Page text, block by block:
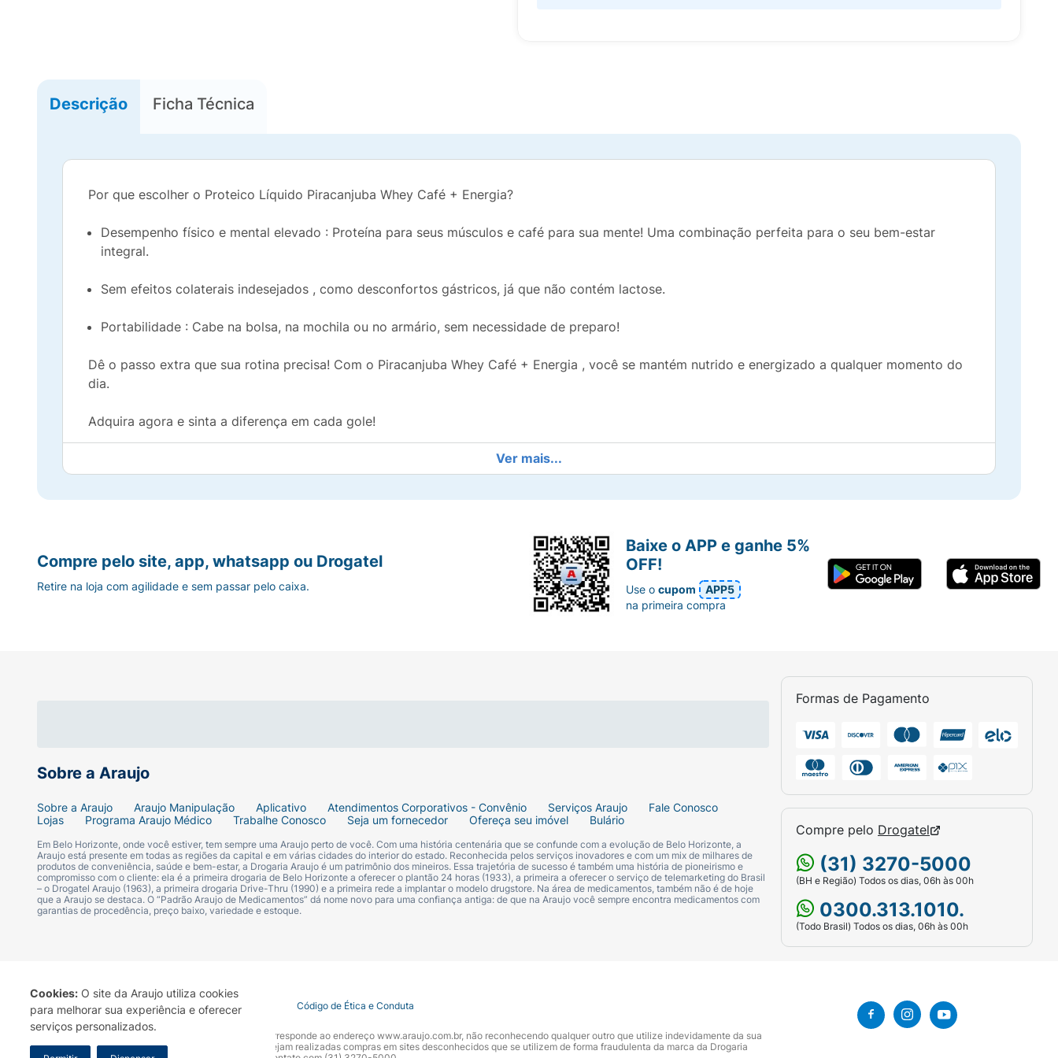
Cookies: O site da Araujo utiliza cookies
para melhorar sua experiência e oferecer
serviços personalizados.
Descrição Ficha Técnica
Por que escolher o Proteico Líquido Piracanjuba Whey Café + Energia?
Desempenho físico e mental elevado : Proteína para seus músculos e café para sua mente! Uma combinação perfeita para o seu bem-estar
integral.
Sem efeitos colaterais indesejados , como desconfortos gástricos, já que não contém lactose.
Portabilidade : Cabe na bolsa, na mochila ou no armário, sem necessidade de preparo!
Dê o passo extra que sua rotina precisa! Com o Piracanjuba Whey Café + Energia , você se mantém nutrido e energizado a qualquer momento do
dia.
Adquira agora e sinta a diferença em cada gole!
Ver mais...
Sobre a Araujo
Sobre a Araujo Araujo Manipulação Aplicativo Atendimentos Corporativos - Convênio Serviços Araujo
Fale Conosco
Lojas
Programa Araujo Médico Trabalhe Conosco Seja um fornecedor Ofereça seu imóvel Bulário
Em Belo Horizonte, onde você estiver, tem sempre uma Araujo perto de você. Com uma história centenária que se confunde com a evolução de Belo Horizonte, a
Araujo está presente em todas as regiões da capital e em várias cidades do interior do estado. Reconhecida pelos serviços inovadores e com um mix de milhares de
produtos de conveniência, saúde e bem-estar, a Drogaria Araujo é um patrimônio dos mineiros. Essa trajetória de sucesso é também uma história de pioneirismo e
compromisso com o cliente: ela é a primeira drogaria de Belo Horizonte a oferecer o plantão 24 horas (1933), a primeira a oferecer o serviço de telemarketing do Brasil
– o Drogatel Araujo (1963), a primeira drogaria Drive-Thru (1990) e a primeira rede a implantar o modelo drugstore. Na área de medicamentos, também não é de hoje
que a Araujo se destaca. O “Padrão Araujo de Medicamentos” dá nome novo para uma confiança antiga: de que na Araujo você sempre encontra medicamentos com
garantias de procedência, preço baixo, variedade e estoque.
Formas de Pagamento
Compre pelo Drogatel
(31) 3270-5000
(BH e Região) Todos os dias, 06h às 00h
0300.313.1010.
(Todo Brasil) Todos os dias, 06h às 00h
Compre pelo site, app, whatsapp ou Drogatel
Retire na loja com agilidade e sem passar pelo caixa.
Baixe o APP e ganhe 5%
OFF!
Use ocupom
APP5
na primeira compra
Termo de Uso Portal da Privacidade Covid-19 Código de Ética e Conduta
A Drogaria Araujo S/A informa que o seu site oficial corresponde ao endereço www.araujo.com.br, não reconhecendo qualquer outro que utilize indevidamente da sua
marca. Para sua segurança recomendamos que não sejam realizadas compras em sites desconhecidos que se utilizem de forma fraudulenta da marca da Drogaria